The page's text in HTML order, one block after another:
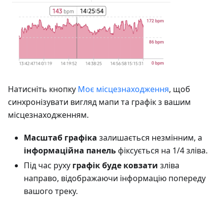
Натисніть кнопку Моє місцезнаходження, щоб
синхронізувати вигляд мапи та графік з вашим
місцезнаходженням.
Масштаб графіка залишається незмінним, а
інформаційна панельфіксується на 1/4 зліва.
Під час руху графік буде ковзати зліва
направо, відображаючи інформацію попереду
вашого треку.